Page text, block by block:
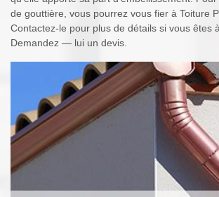
de gouttière, vous pourrez vous fier à Toiture
Contactez-le pour plus de détails si vous êtes
Demandez — lui un devis.